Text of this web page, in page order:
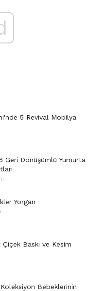
5 Revival Mobilya
Geri Dönüşümlü Yumurta
Yorgan
Baskı ve Kesim
Bebeklerinin